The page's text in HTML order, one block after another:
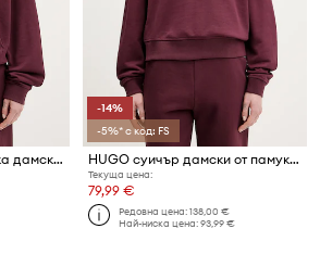
HUGO суичър с качулка дамски от памук Delfinia
-14%
-5%* с код: FS
HUGO суичър дамски от памук Daxandria
Текуща цена:
79,99 €
Редовна цена:138,00 €
Най-ниска цена:93,99 €